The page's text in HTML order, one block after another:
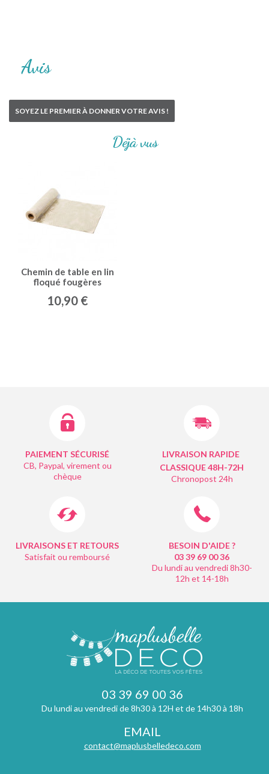
Avis
SOYEZ LE PREMIER À DONNER VOTRE AVIS !
Déjà vus
Chemin de table en lin
floqué fougères
10,90 €
PAIEMENT SÉCURISÉ
CB, Paypal, virement ou
chèque
LIVRAISON RAPIDE
CLASSIQUE 48H-72H
Chronopost 24h
LIVRAISONS ET RETOURS
Satisfait ou remboursé
BESOIN D'AIDE ?
03 39 69 0036
Du lundi au vendredi 8h30-
12h et 14-18h
03 39 69 00 36
Du lundi au vendredi de 8h30 à 12H et de 14h30 à 18h
EMAIL
contact@maplusbelledeco.com